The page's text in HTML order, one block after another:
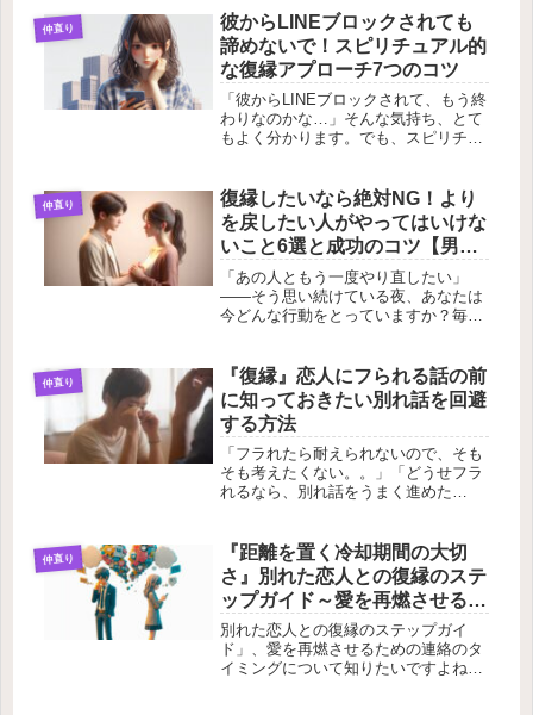
仲直り
彼からLINEブロックされても
諦めないで！スピリチュアル的
な復縁アプローチ7つのコツ
「彼からLINEブロックされて、もう終
わりなのかな…」そんな気持ち、とて
もよく分かります。でも、スピリチュ
LINEブロックは意外と多いケースで、
正しい対処法さえ知っていれば、...
仲直り
復縁したいなら絶対NG！より
を戻したい人がやってはいけな
いこと6選と成功のコツ【男女
共通】
「あの人ともう一度やり直したい」
——そう思い続けている夜、あなたは
今どんな行動をとっていますか？毎日
つけた復縁テクを片っ端から試してい
る……もしそんな状況なら、少し待っ
てく...
仲直り
『復縁』恋人にフられる話の前
に知っておきたい別れ話を回避
する方法
「フラれたら耐えられないので、そも
そも考えたくない。。」「どうせフラ
れるなら、別れ話をうまく進めた
る方法をご紹介します。しかし、別れ
話が迫ると焦りや感情が入り交じり、
うまく...
仲直り
『距離を置く冷却期間の大切
さ』別れた恋人との復縁のステ
ップガイド～愛を再燃させる連
絡の理想のタイミング
別れた恋人との復縁のステップガイ
ド」、愛を再燃させるための連絡のタ
イミングについて知りたいですよね。